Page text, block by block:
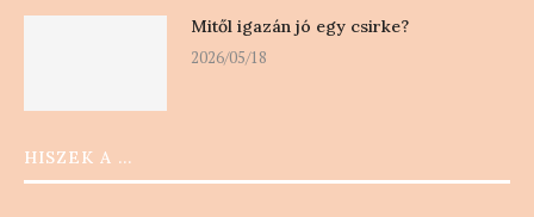
Mitől igazán jó egy csirke?
2026/05/18
HISZEK A …